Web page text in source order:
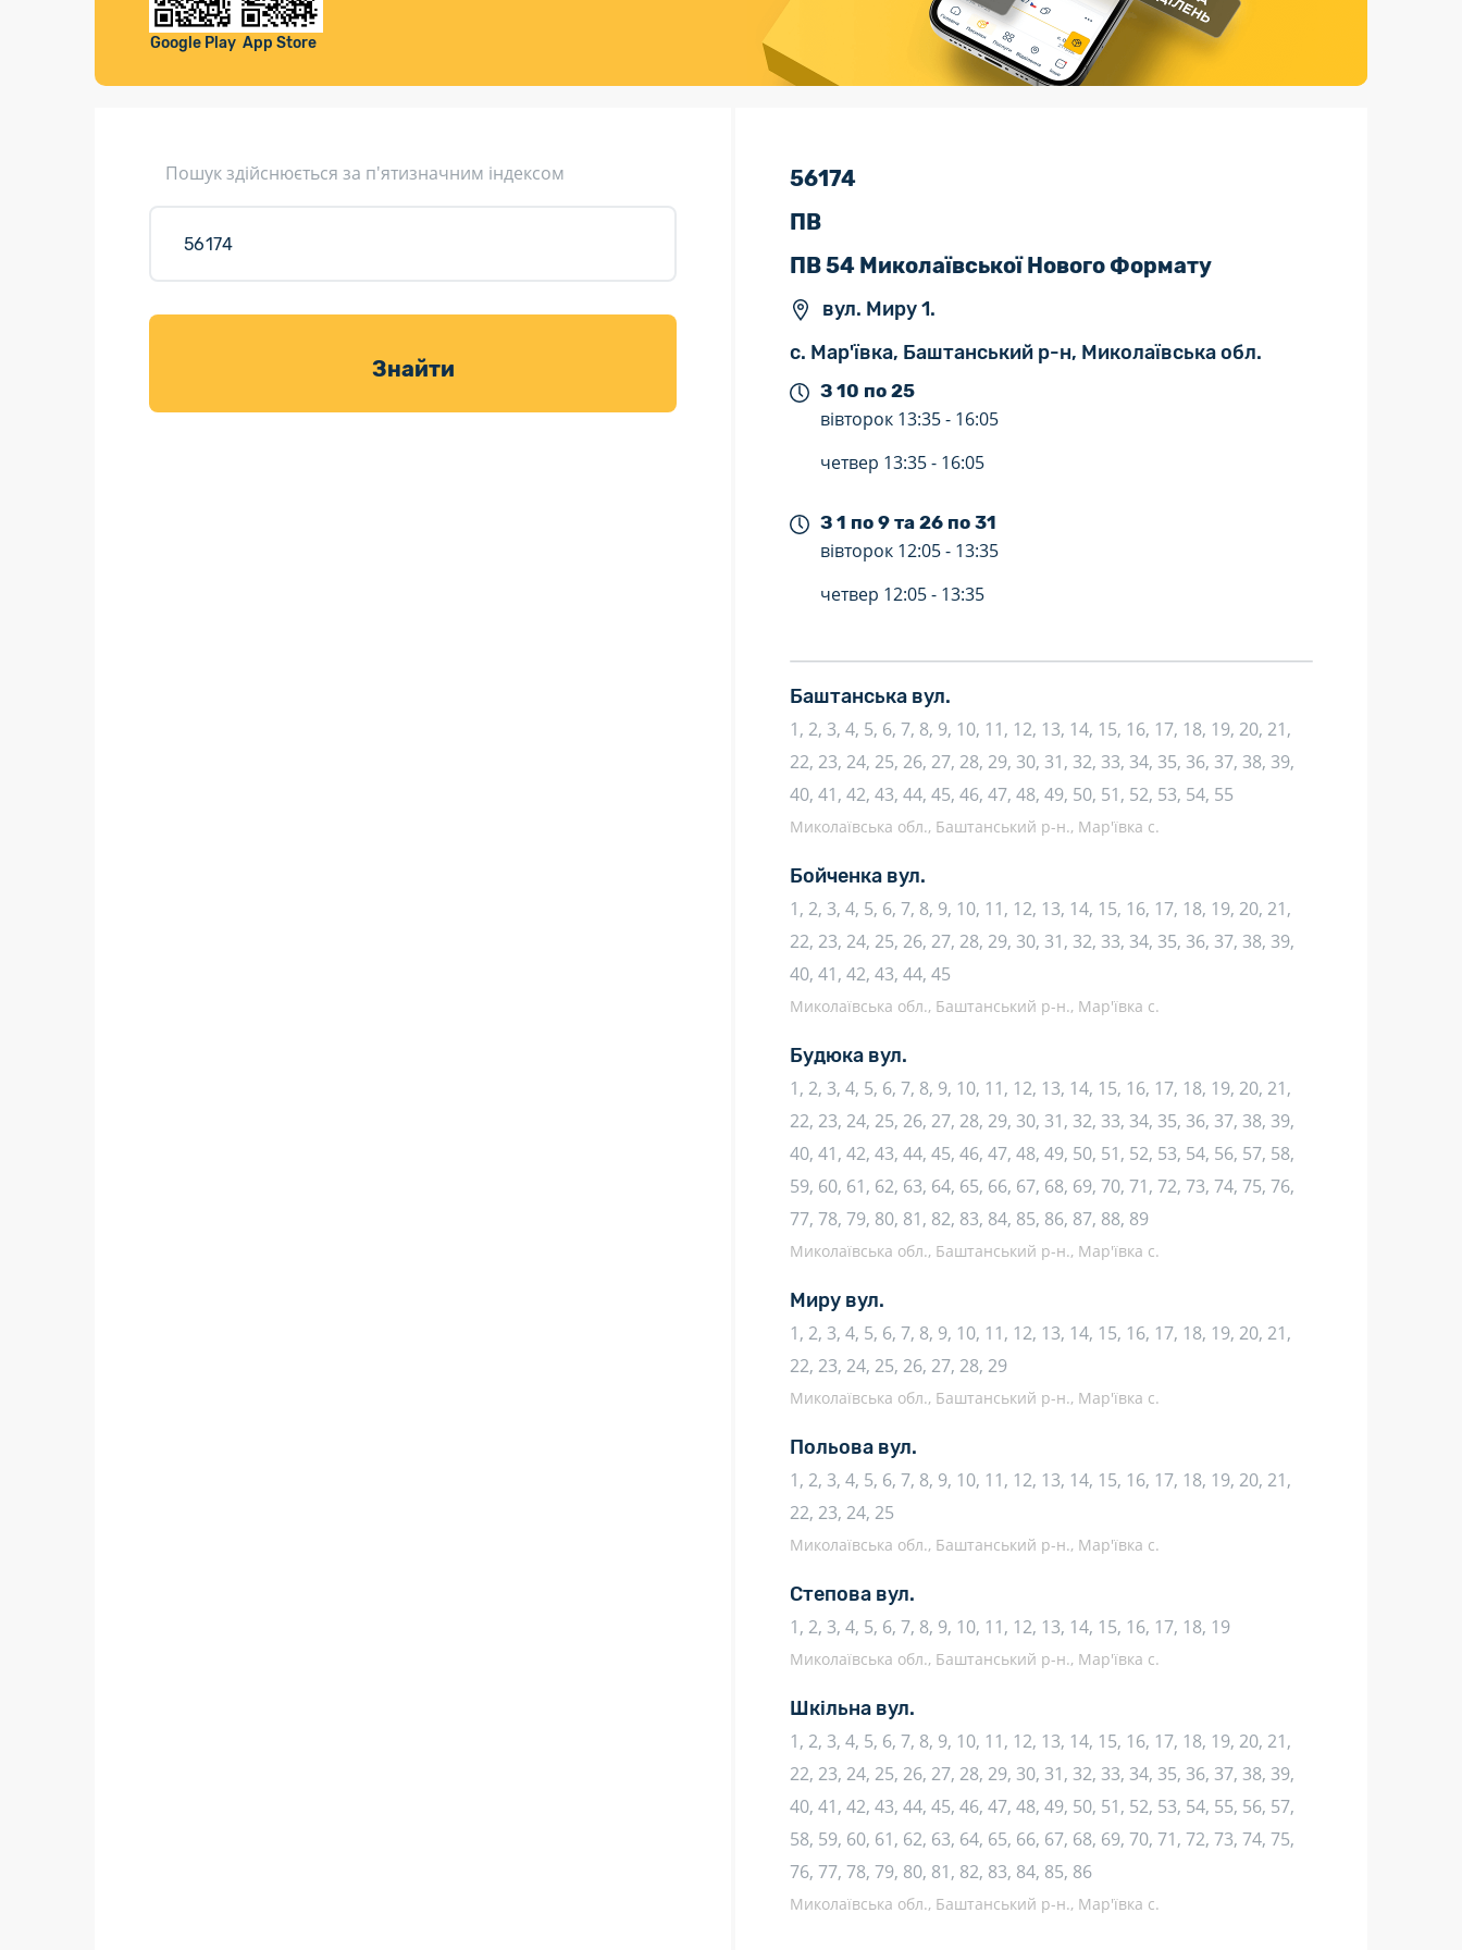
Листи та листівки
Доставка товарів для саду
Валютно-обмінні операції
Страхові послуги
Каталог «Укрпошта Маркет»
Google Play App Store
Пошук здійснюється за п'ятизначним індексом
Знайти
56174
ПВ
ПВ 54 Миколаївської Нового Формату
вул. Миру 1.
с. Мар'ївка, Баштанський р-н, Миколаївська обл.
З 10 по 25
вівторок 13:35 - 16:05
четвер 13:35 - 16:05
З 1 по 9 та 26 по 31
вівторок 12:05 - 13:35
четвер 12:05 - 13:35
Баштанська вул.
1, 2, 3, 4, 5, 6, 7, 8, 9, 10, 11, 12, 13, 14, 15, 16, 17, 18, 19, 20, 21,
22, 23, 24, 25, 26, 27, 28, 29, 30, 31, 32, 33, 34, 35, 36, 37, 38, 39,
40, 41, 42, 43, 44, 45, 46, 47, 48, 49, 50, 51, 52, 53, 54, 55
Миколаївська обл., Баштанський р-н., Мар'ївка с.
Бойченка вул.
1, 2, 3, 4, 5, 6, 7, 8, 9, 10, 11, 12, 13, 14, 15, 16, 17, 18, 19, 20, 21,
22, 23, 24, 25, 26, 27, 28, 29, 30, 31, 32, 33, 34, 35, 36, 37, 38, 39,
40, 41, 42, 43, 44, 45
Миколаївська обл., Баштанський р-н., Мар'ївка с.
Будюка вул.
1, 2, 3, 4, 5, 6, 7, 8, 9, 10, 11, 12, 13, 14, 15, 16, 17, 18, 19, 20, 21,
22, 23, 24, 25, 26, 27, 28, 29, 30, 31, 32, 33, 34, 35, 36, 37, 38, 39,
40, 41, 42, 43, 44, 45, 46, 47, 48, 49, 50, 51, 52, 53, 54, 56, 57, 58,
59, 60, 61, 62, 63, 64, 65, 66, 67, 68, 69, 70, 71, 72, 73, 74, 75, 76,
77, 78, 79, 80, 81, 82, 83, 84, 85, 86, 87, 88, 89
Миколаївська обл., Баштанський р-н., Мар'ївка с.
Миру вул.
1, 2, 3, 4, 5, 6, 7, 8, 9, 10, 11, 12, 13, 14, 15, 16, 17, 18, 19, 20, 21,
22, 23, 24, 25, 26, 27, 28, 29
Миколаївська обл., Баштанський р-н., Мар'ївка с.
Польова вул.
1, 2, 3, 4, 5, 6, 7, 8, 9, 10, 11, 12, 13, 14, 15, 16, 17, 18, 19, 20, 21,
22, 23, 24, 25
Миколаївська обл., Баштанський р-н., Мар'ївка с.
Степова вул.
1, 2, 3, 4, 5, 6, 7, 8, 9, 10, 11, 12, 13, 14, 15, 16, 17, 18, 19
Миколаївська обл., Баштанський р-н., Мар'ївка с.
Шкільна вул.
1, 2, 3, 4, 5, 6, 7, 8, 9, 10, 11, 12, 13, 14, 15, 16, 17, 18, 19, 20, 21,
22, 23, 24, 25, 26, 27, 28, 29, 30, 31, 32, 33, 34, 35, 36, 37, 38, 39,
40, 41, 42, 43, 44, 45, 46, 47, 48, 49, 50, 51, 52, 53, 54, 55, 56, 57,
58, 59, 60, 61, 62, 63, 64, 65, 66, 67, 68, 69, 70, 71, 72, 73, 74, 75,
76, 77, 78, 79, 80, 81, 82, 83, 84, 85, 86
Миколаївська обл., Баштанський р-н., Мар'ївка с.